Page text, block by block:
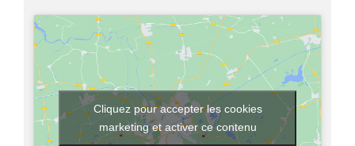
Cliquez pour accepter les cookies
marketing et activer ce contenu